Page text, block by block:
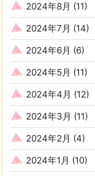
2024年8月 (11)
2024年7月 (14)
2024年6月 (6)
2024年5月 (11)
2024年4月 (12)
2024年3月 (11)
2024年2月 (4)
2024年1月 (10)